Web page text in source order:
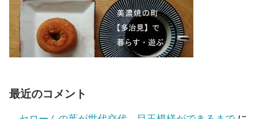
最近のコメント